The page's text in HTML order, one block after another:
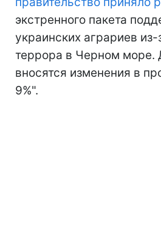
экстренного пакета
украинских аграриев из-
террора в Черном море.
вносятся изменения в
9%".